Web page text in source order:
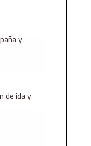
y
de ida y